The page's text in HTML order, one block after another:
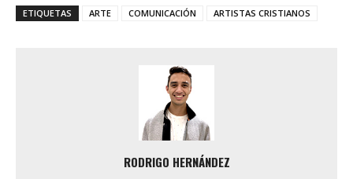
ETIQUETAS ARTE COMUNICACIÓN ARTISTAS CRISTIANOS
RODRIGO HERNÁNDEZ